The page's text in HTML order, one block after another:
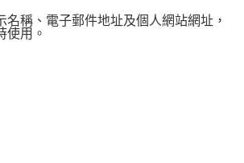
名稱、電子郵件地址及個人網站網址，
使用。